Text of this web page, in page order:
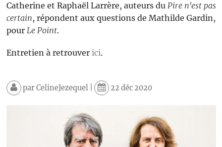
Catherine et Raphaël Larrère, auteurs du Pire n'est pas
certain, répondent aux questions de Mathilde Gardin,
pour Le Point.
Entretien à retrouver ici.
parCelineJezequel| 22 déc 2020